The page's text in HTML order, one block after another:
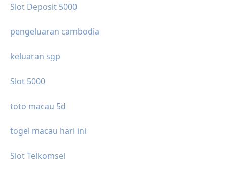
Slot Deposit 5000
pengeluaran cambodia
keluaran sgp
Slot 5000
toto macau 5d
togel macau hari ini
Slot Telkomsel